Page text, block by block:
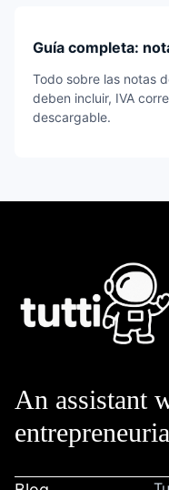
Guía completa:
Todo sobre las notas
deben incluir, IVA
descargable.
An assistant